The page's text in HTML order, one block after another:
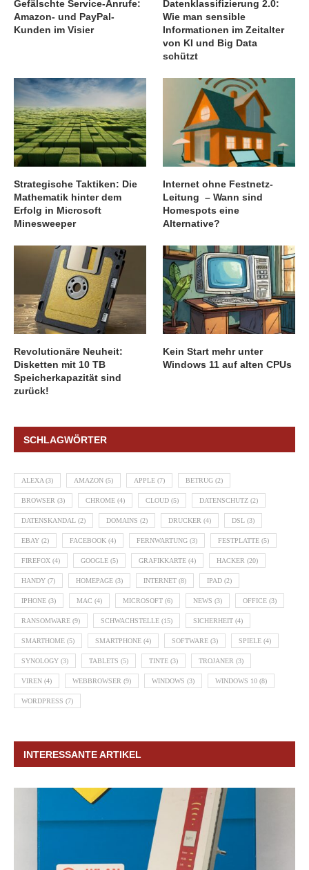
Gefälschte Service-Anrufe:
Amazon- und PayPal-
Kunden im Visier
Datenklassifizierung 2.0:
Wie man sensible
Informationen im Zeitalter
von KI und Big Data
schützt
Strategische Taktiken: Die
Mathematik hinter dem
Erfolg in Microsoft
Minesweeper
Internet ohne Festnetz-
Leitung – Wann sind
Homespots eine
Alternative?
Revolutionäre Neuheit:
Disketten mit 10 TB
Speicherkapazität sind
zurück!
Kein Start mehr unter
Windows 11 auf alten CPUs
SCHLAGWÖRTER
ALEXA (3) AMAZON (5) APPLE (7) BETRUG (2)
BROWSER (3) CHROME (4) CLOUD (5) DATENSCHUTZ (2)
DATENSKANDAL (2) DOMAINS (2) DRUCKER (4) DSL (3)
EBAY (2) FACEBOOK (4) FERNWARTUNG (3) FESTPLATTE (5)
FIREFOX (4) GOOGLE (5) GRAFIKKARTE (4) HACKER (20)
HANDY (7) HOMEPAGE (3) INTERNET (8) IPAD (2)
IPHONE (3) MAC (4) MICROSOFT (6) NEWS (3) OFFICE (3)
RANSOMWARE (9) SCHWACHSTELLE (15) SICHERHEIT (4)
SMARTHOME (5) SMARTPHONE (4) SOFTWARE (3) SPIELE (4)
SYNOLOGY (3) TABLETS (5) TINTE (3) TROJANER (3)
VIREN (4) WEBBROWSER (9) WINDOWS (3) WINDOWS 10 (8)
WORDPRESS (7)
INTERESSANTE ARTIKEL